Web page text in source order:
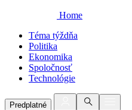
Home
Téma týždňa
Politika
Ekonomika
Spoločnosť
Technológie
Predplatné